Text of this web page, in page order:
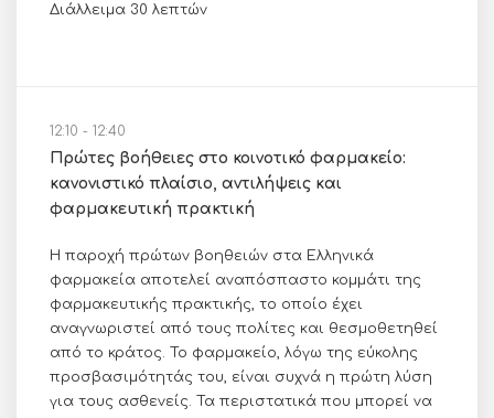
Διάλλειμα 30 λεπτών
12:10 - 12:40
Πρώτες βοήθειες στο κοινοτικό φαρμακείο:
κανονιστικό πλαίσιο, αντιλήψεις και
φαρμακευτική πρακτική
Η παροχή πρώτων βοηθειών στα Ελληνικά
φαρμακεία αποτελεί αναπόσπαστο κομμάτι της
φαρμακευτικής πρακτικής, το οποίο έχει
αναγνωριστεί από τους πολίτες και θεσμοθετηθεί
από το κράτος. Το φαρμακείο, λόγω της εύκολης
προσβασιμότητάς του, είναι συχνά η πρώτη λύση
για τους ασθενείς. Τα περιστατικά που μπορεί να